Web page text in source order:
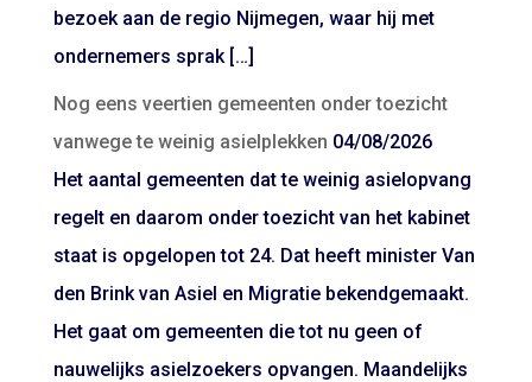
bezoek aan de regio Nijmegen, waar hij met
ondernemers sprak […]
Nog eens veertien gemeenten onder toezicht
vanwege te weinig asielplekken 04/08/2026
Het aantal gemeenten dat te weinig asielopvang
regelt en daarom onder toezicht van het kabinet
staat is opgelopen tot 24. Dat heeft minister Van
den Brink van Asiel en Migratie bekendgemaakt.
Het gaat om gemeenten die tot nu geen of
nauwelijks asielzoekers opvangen. Maandelijks